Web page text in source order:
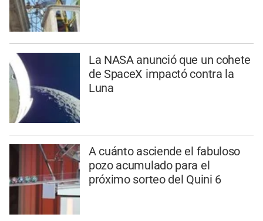
La NASA anunció que un cohete
de SpaceX impactó contra la
Luna
A cuánto asciende el fabuloso
pozo acumulado para el
próximo sorteo del Quini 6